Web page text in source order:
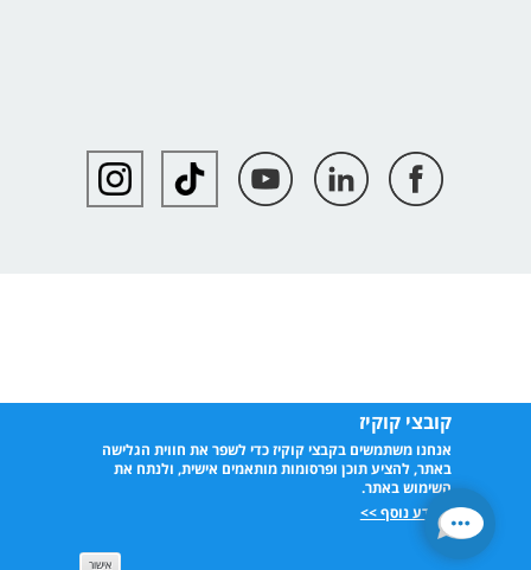
קובצי קוקיז
אנחנו משתמשים בקבצי קוקיז כדי לשפר את חווית הגלישה
באתר, להציע תוכן ופרסומות מותאמים אישית, ולנתח את
השימוש באתר.
למידע נוסף >>
אישור